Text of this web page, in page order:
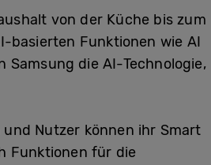
von der Küche bis zum
basierten Funktionen wie AI
die AI-Technologie,
Nutzer können ihr Smart
Funktionen für die